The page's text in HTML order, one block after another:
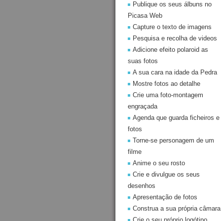
Publique os seus álbuns no
Picasa Web
Capture o texto de imagens
Pesquisa e recolha de videos
Adicione efeito polaroid as
suas fotos
A sua cara na idade da Pedra
Mostre fotos ao detalhe
Crie uma foto-montagem
engraçada
Agenda que guarda ficheiros e
fotos
Torne-se personagem de um
filme
Anime o seu rosto
Crie e divulgue os seus
desenhos
Apresentação de fotos
Construa a sua própria